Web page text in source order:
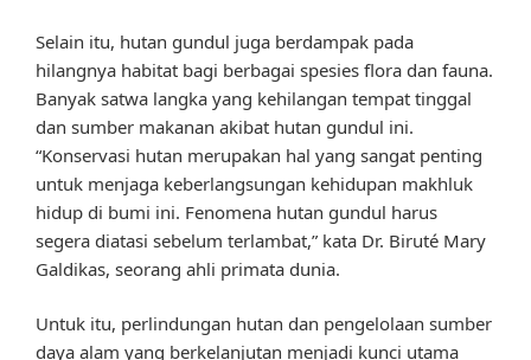
Selain itu, hutan gundul juga berdampak pada
hilangnya habitat bagi berbagai spesies flora dan fauna.
Banyak satwa langka yang kehilangan tempat tinggal
dan sumber makanan akibat hutan gundul ini.
“Konservasi hutan merupakan hal yang sangat penting
untuk menjaga keberlangsungan kehidupan makhluk
hidup di bumi ini. Fenomena hutan gundul harus
segera diatasi sebelum terlambat,” kata Dr. Biruté Mary
Galdikas, seorang ahli primata dunia.
Untuk itu, perlindungan hutan dan pengelolaan sumber
daya alam yang berkelanjutan menjadi kunci utama